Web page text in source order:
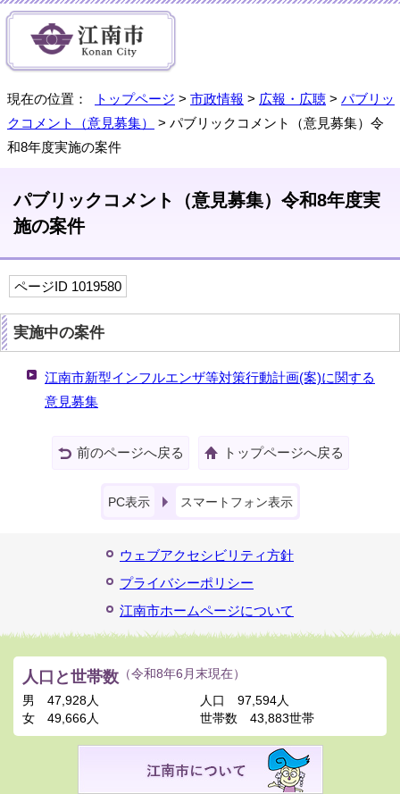
現在の位置： トップページ > 市政情報 > 広報・広聴 > パブリッ
クコメント（意見募集）
> パブリックコメント（意見募集）令
和8年度実施の案件
パブリックコメント（意見募集）令和8年度実
施の案件
ページID 1019580
実施中の案件
江南市新型インフルエンザ等対策行動計画(案)に関する
意見募集
前のページへ戻る トップページへ戻る
PC表示 スマートフォン表示
ウェブアクセシビリティ方針
プライバシーポリシー
江南市ホームページについて
人口と世帯数 （令和8年6月末現在）
男
47,928人
女
49,666人
人口
97,594人
世帯数
43,883世帯